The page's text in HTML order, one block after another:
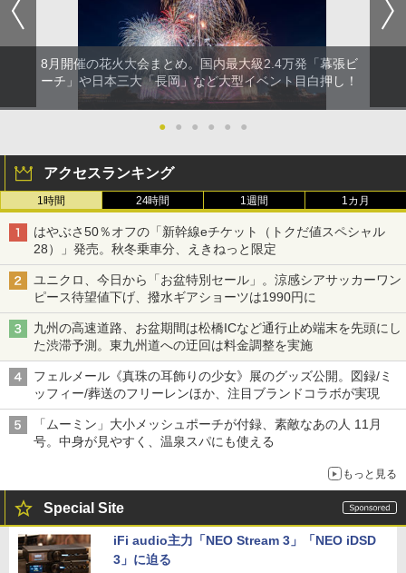
8月開催の花火大会まとめ。国内最大級2.4万発「幕張ビ
ーチ」や日本三大「長岡」など大型イベント目白押し！
● ● ● ● ● ●
アクセスランキング
1時間 24時間 1週間 1カ月
はやぶさ50％オフの「新幹線eチケット（トクだ値スペシャル
28）」発売。秋冬乗車分、えきねっと限定
ユニクロ、今日から「お盆特別セール」。涼感シアサッカーワン
ピース待望値下げ、撥水ギアショーツは1990円に
九州の高速道路、お盆期間は松橋ICなど通行止め端末を先頭にし
た渋滞予測。東九州道への迂回は料金調整を実施
フェルメール《真珠の耳飾りの少女》展のグッズ公開。図録/ミ
ッフィー/葬送のフリーレンほか、注目ブランドコラボが実現
「ムーミン」大小メッシュポーチが付録、素敵なあの人 11月
号。中身が見やすく、温泉スパにも使える
もっと見る
Special Site
iFi audio主力「NEO Stream 3」「NEO iDSD
3」に迫る